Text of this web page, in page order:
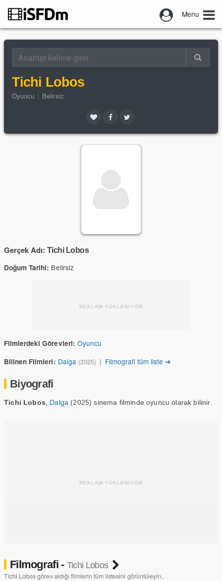
Menu
Tichi Lobos
Oyuncu Belirsiz
Gerçek Adı: Tichi Lobos
Doğum Tarihi: Belirsiz
REKLAM YÜKLENİYOR
Filmlerdeki Görevleri: Oyuncu
Bilinen Filmleri: Dalga (2025) | Filmografi tüm liste ➔
Biyografi
Tichi Lobos Dalga (2025) sinema filminde oyuncu olarak bilinir.
REKLAM YÜKLENİYOR
Filmografi - Tichi Lobos
Tichi Lobos görev aldığı filmlerin tüm listesini görüntüleyin..